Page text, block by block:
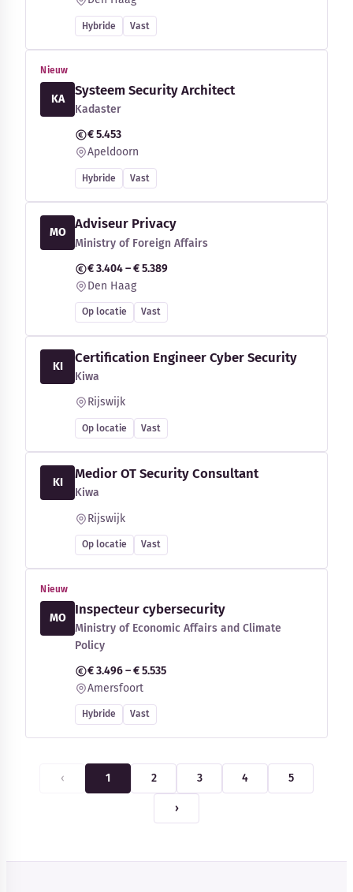
Hybride Vast
Nieuw
KA
Systeem Security Architect
Kadaster
€ 5.453
Apeldoorn
Hybride Vast
MO
Adviseur Privacy
Ministry of Foreign Affairs
€ 3.404 – € 5.389
Den Haag
Op locatie Vast
KI
Certification Engineer Cyber Security
Kiwa
Rijswijk
Op locatie Vast
KI
Medior OT Security Consultant
Kiwa
Rijswijk
Op locatie Vast
Nieuw
MO
Inspecteur cybersecurity
Ministry of Economic Affairs and Climate
Policy
€ 3.496 – € 5.535
Amersfoort
Hybride Vast
‹ 1 2 3 4 5
›